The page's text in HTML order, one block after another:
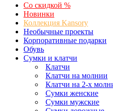
Со скидкой %
Новинки
Коллекция Kansory
Необычные проекты
Корпоративные подарки
Обувь
Сумки и клатчи
Клатчи
Клатчи на молнии
Клатчи на 2-х
Сумки женские
Сумки мужские